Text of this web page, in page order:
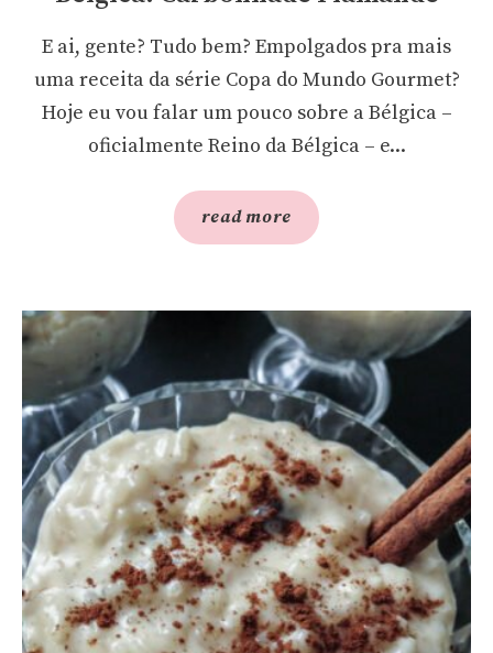
E ai, gente? Tudo bem? Empolgados pra mais
uma receita da série Copa do Mundo Gourmet?
Hoje eu vou falar um pouco sobre a Bélgica –
oficialmente Reino da Bélgica – e...
read more